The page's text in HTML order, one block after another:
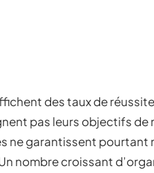
des taux de
pas leurs objectifs
ne garantissent pourtant
nombre croissant